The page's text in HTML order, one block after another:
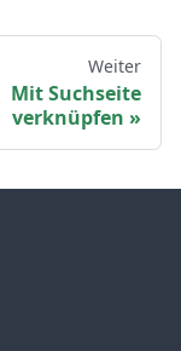
Weiter
Mit Suchseite
verknüpfen